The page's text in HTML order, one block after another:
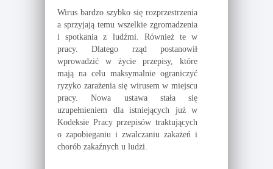
Wirus bardzo szybko się rozprzestrzenia
a sprzyjają temu wszelkie zgromadzenia
i spotkania z ludźmi. Również te w
pracy. Dlatego rząd postanowił
wprowadzić w życie przepisy, które
mają na celu maksymalnie ograniczyć
ryzyko zarażenia się wirusem w miejscu
pracy. Nowa ustawa stała się
uzupełnieniem dla istniejących już w
Kodeksie Pracy przepisów traktujących
o zapobieganiu i zwalczaniu zakażeń i
chorób zakaźnych u ludzi.